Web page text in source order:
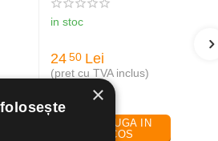
in stoc
24 50 Lei
(pret cu TVA inclus)
ADAUGA IN
COS
×